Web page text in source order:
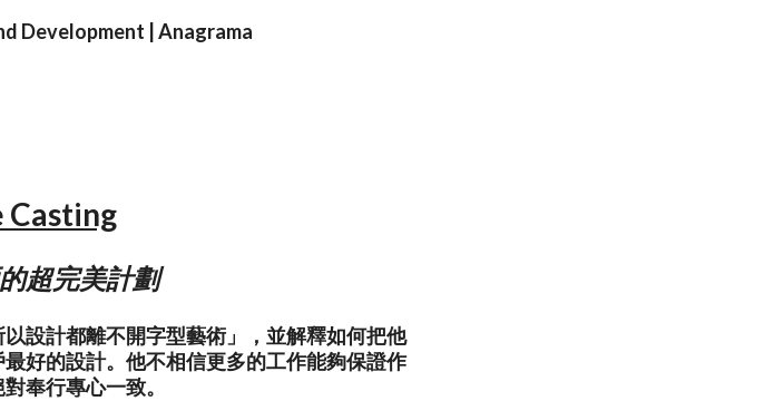
Development | Anagrama
Casting
超完美計劃
設計都離不開字型藝術」，並解釋如何把他
好的設計。他不相信更多的工作能夠保證作
奉行專心一致。